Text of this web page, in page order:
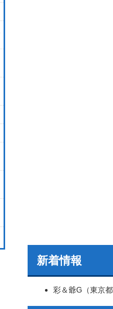
新着情報
彩＆爺G（東京